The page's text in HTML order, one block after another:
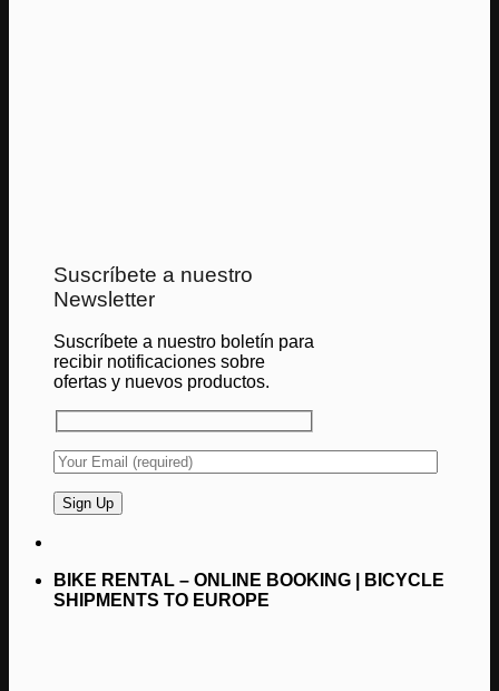
Suscríbete a nuestro
Newsletter
Suscríbete a nuestro boletín para
recibir notificaciones sobre
ofertas y nuevos productos.
BIKE RENTAL – ONLINE BOOKING | BICYCLE
SHIPMENTS TO EUROPE